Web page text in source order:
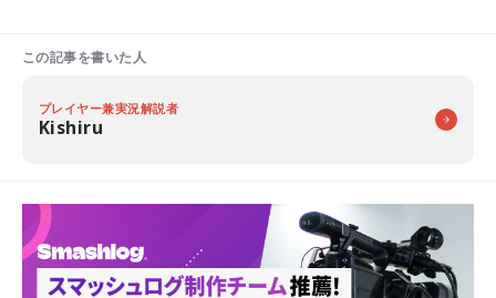
この記事を書いた人
プレイヤー兼実況解説者
Kishiru